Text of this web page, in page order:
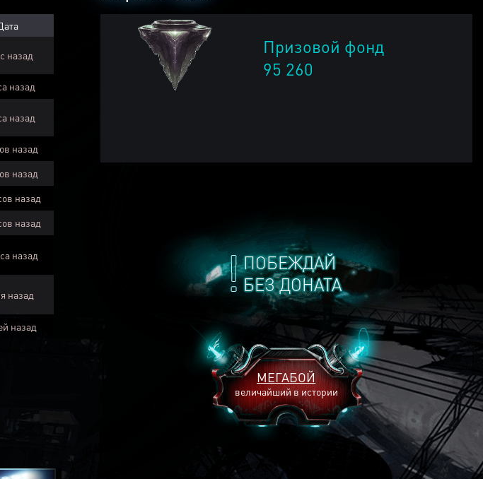
ПОБЕЖДАЙ
БЕЗ ДОНАТА
МЕГАБОЙ
величайший в истории
Призовой фонд
95 260
назад
назад
назад
назад
назад
назад
назад
назад
назад
назад